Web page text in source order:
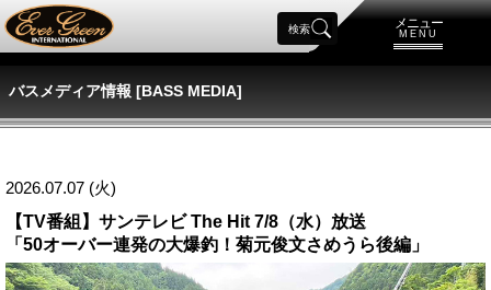
メニュー
MENU
検索
バスメディア情報 [BASS MEDIA]
2026.07.07 (火)
【TV番組】サンテレビ The Hit 7/8（水）放送
「50オーバー連発の大爆釣！菊元俊文さめうら後編」